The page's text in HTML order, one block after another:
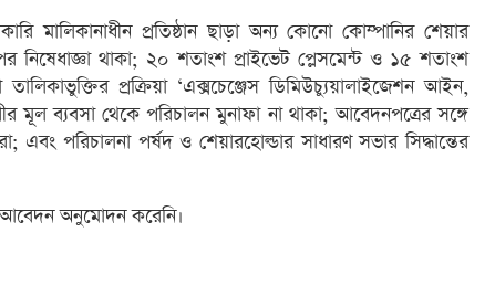
মালিকানাধীন প্রতিষ্ঠান ছাড়া অন্য কোনো কোম্পানির শেয়ার
নিষেধাজ্ঞা থাকা; ২০ শতাংশ প্রাইভেট প্লেসমেন্ট ও ১৫ শতাংশ
প্রক্রিয়া ‘এক্সচেঞ্জেস ডিমিউচ্যুয়ালাইজেশন আইন,
মূল ব্যবসা থেকে পরিচালন মুনাফা না থাকা; আবেদনপত্রের সঙ্গে
এবং পরিচালনা পর্ষদ ও শেয়ারহোল্ডার সাধারণ সভার সিদ্ধান্তের
আবেদন অনুমোদন করেনি।